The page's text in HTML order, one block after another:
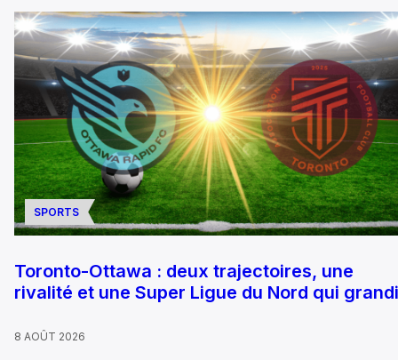
SPORTS
Toronto-Ottawa : deux trajectoires, une
rivalité et une Super Ligue du Nord qui
8 AOÛT 2026